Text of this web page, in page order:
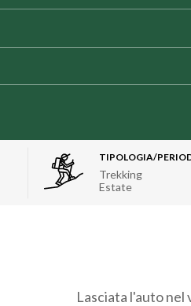
TIPOLOGIA/
Trekking
Estate
Lasciata l'auto nel